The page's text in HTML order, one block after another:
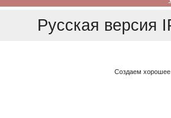
Русская версия
Создаем